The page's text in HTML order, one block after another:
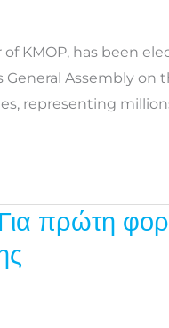
KMOP, has been
General Assembly
representing
πρώτη